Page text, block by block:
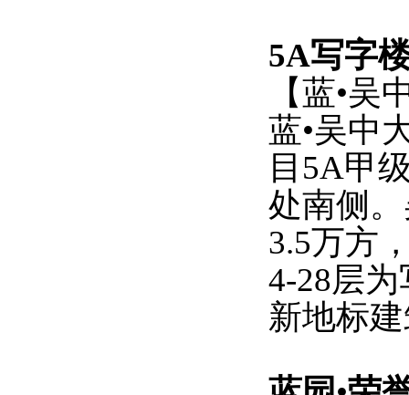
5A写字
【蓝•吴
蓝•吴中
目5A甲
处南侧
3.5万方
4-28层
新地标